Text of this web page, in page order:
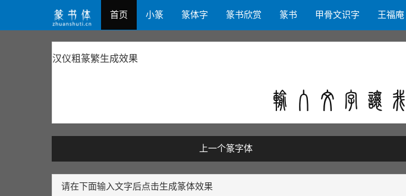
首页 小篆 篆体字 篆书欣赏 篆书 甲骨文识字 王福庵
汉仪粗篆繁生成效果
上一个篆字体
请在下面输入文字后点击生成篆体效果